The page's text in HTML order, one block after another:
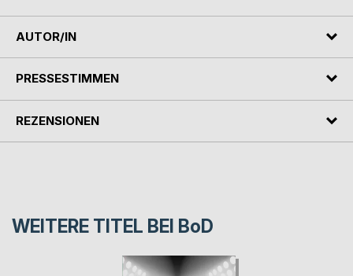
AUTOR/IN
PRESSESTIMMEN
REZENSIONEN
WEITERE TITEL BEI BoD